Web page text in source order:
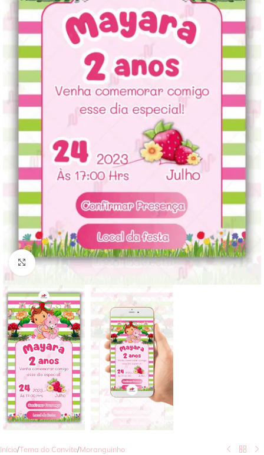
Clique para ampliar
Início/Tema do Convite/Moranguinho